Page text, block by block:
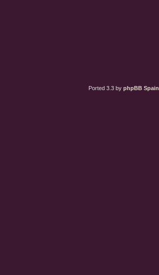
Ported 3.3 by phpBB Spain